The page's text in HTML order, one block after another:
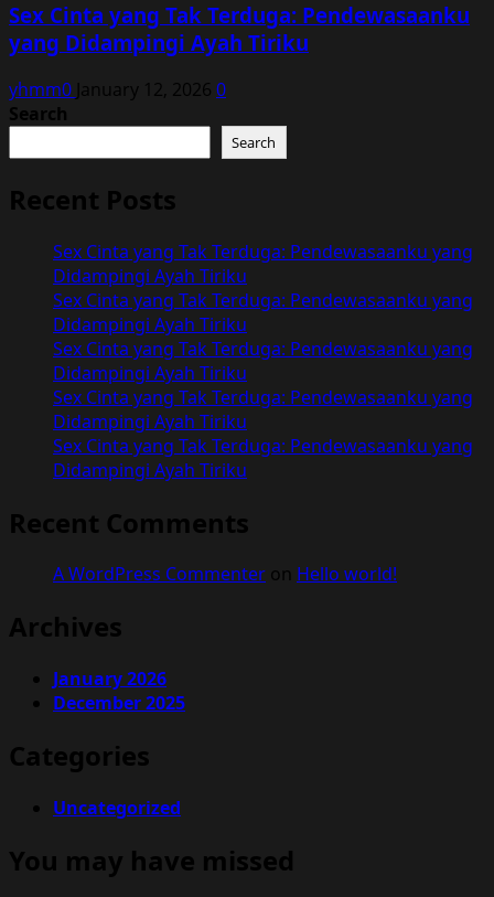
Sex Cinta yang Tak Terduga: Pendewasaanku
yang Didampingi Ayah Tiriku
yhmm0 January 12, 2026 0
Search
Search
Recent Posts
Sex Cinta yang Tak Terduga: Pendewasaanku yang
Didampingi Ayah Tiriku
Sex Cinta yang Tak Terduga: Pendewasaanku yang
Didampingi Ayah Tiriku
Sex Cinta yang Tak Terduga: Pendewasaanku yang
Didampingi Ayah Tiriku
Sex Cinta yang Tak Terduga: Pendewasaanku yang
Didampingi Ayah Tiriku
Sex Cinta yang Tak Terduga: Pendewasaanku yang
Didampingi Ayah Tiriku
Recent Comments
A WordPress Commenter on Hello world!
Archives
January 2026
December 2025
Categories
Uncategorized
You may have missed